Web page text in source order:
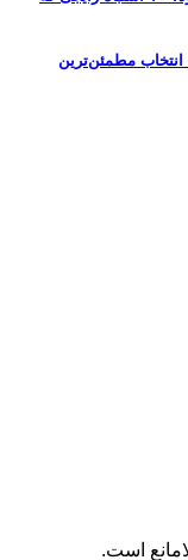
انتخاب مطمئن‌ترین
است.